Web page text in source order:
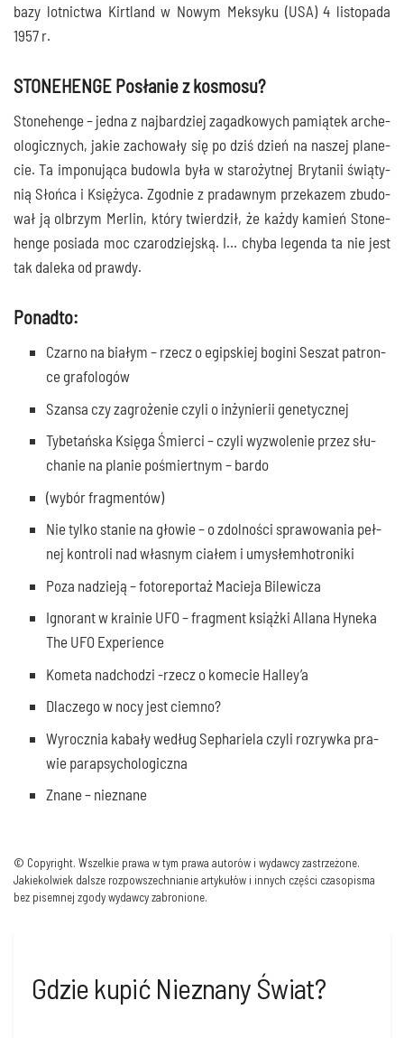
bazy lot­nic­twa Kir­tland w Nowym Mek­sy­ku (USA) 4 listo­pa­da
1957 r.
STONEHENGE Posłanie z kosmosu?
Sto­ne­hen­ge – jed­na z naj­bar­dziej zagad­ko­wych pamią­tek arche­
olo­gicz­nych, jakie zacho­wa­ły się po dziś dzień na naszej pla­ne­
cie. Ta impo­nu­ją­ca budow­la była w sta­ro­żyt­nej Bry­ta­nii świą­ty­
nią Słoń­ca i Księ­ży­ca. Zgod­nie z pra­daw­nym prze­ka­zem zbu­do­
wał ją olbrzym Mer­lin, któ­ry twier­dził, że każ­dy kamień Sto­ne­
hen­ge posia­da moc cza­ro­dziej­ską. I… chy­ba legen­da ta nie jest
tak dale­ka od prawdy.
Ponadto:
Czar­no na bia­łym – rzecz o egip­skiej bogi­ni Seszat patron­
ce grafologów
Szan­sa czy zagro­że­nie czy­li o inży­nie­rii genetycznej
Tybe­tań­ska Księ­ga Śmier­ci – czy­li wyzwo­le­nie przez słu­
cha­nie na pla­nie pośmiert­nym – bardo
(wybór frag­men­tów)
Nie tyl­ko sta­nie na gło­wie – o zdol­no­ści spra­wo­wa­nia peł­
nej kon­tro­li nad wła­snym cia­łem i umysłemhotroniki
Poza nadzie­ją – foto­re­por­taż Macie­ja Bilewicza
Igno­rant w kra­inie UFO – frag­ment książ­ki Alla­na Hyne­ka
The UFO Experience
Kome­ta nad­cho­dzi ‑rzecz o kome­cie Halley’a
Dla­cze­go w nocy jest ciemno?
Wyrocz­nia kaba­ły według Sepha­rie­la czy­li roz­ryw­ka pra­
wie parapsychologiczna
Zna­ne – nie­zna­ne
Gdzie kupić Nieznany Świat?